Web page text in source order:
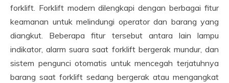
forklift. Forklift modern dilengkapi dengan berbagai fitur
keamanan untuk melindungi operator dan barang yang
diangkut. Beberapa fitur tersebut antara lain lampu
indikator, alarm suara saat forklift bergerak mundur, dan
sistem pengunci otomatis untuk mencegah terjatuhnya
barang saat forklift sedang bergerak atau mengangkat